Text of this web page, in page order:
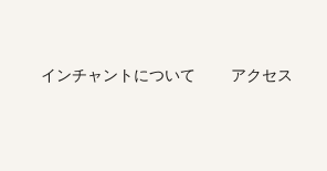
インチャントについて アクセス